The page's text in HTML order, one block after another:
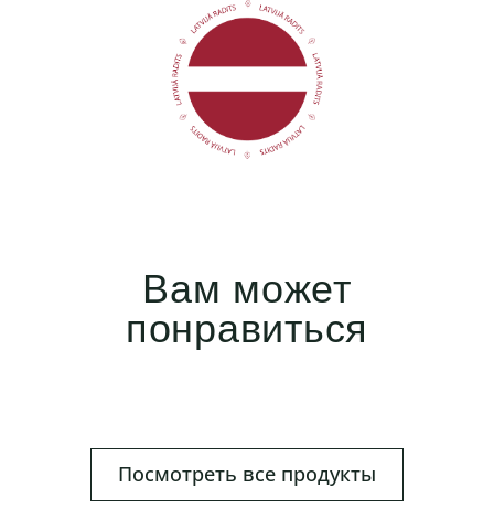
Вам может
понравиться
Посмотреть все продукты